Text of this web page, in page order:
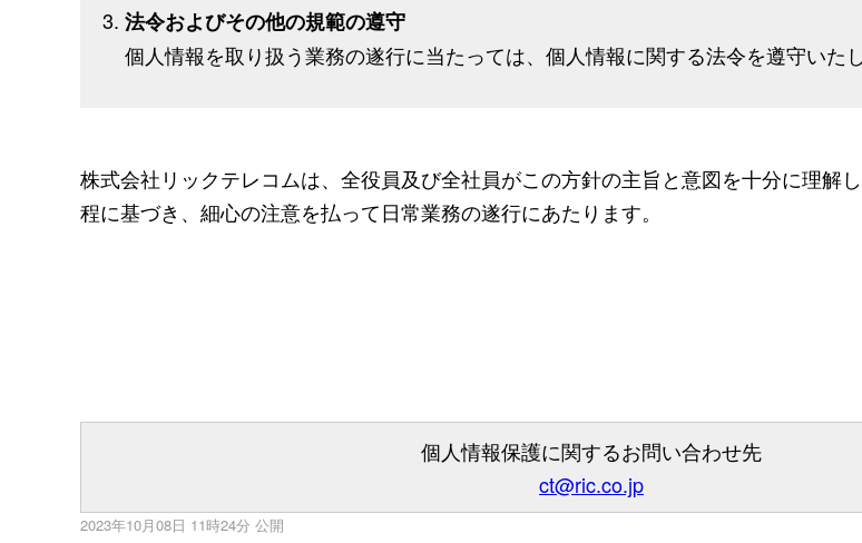
法令およびその他の規範の遵守
個人情報を取り扱う業務の遂行に当たっては、個人情報に関する法令を遵守いた
株式会社リックテレコムは、全役員及び全社員がこの方針の主旨と意図を十分に理解
程に基づき、細心の注意を払って日常業務の遂行にあたります。
個人情報保護に関するお問い合わせ先
ct@ric.co.jp
2023年10月08日 11時24分 公開